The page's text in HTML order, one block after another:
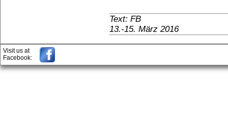
Text: FB
13.-15. März 2016
Visit us at
Facebook: